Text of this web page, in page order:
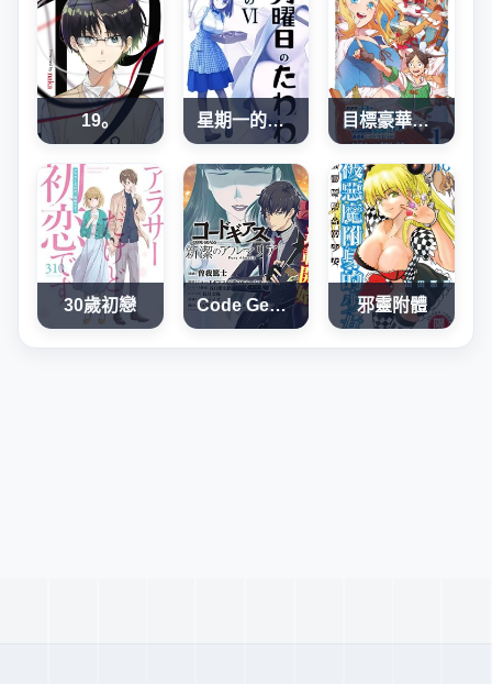
19。 星期一的豐滿 目標豪華客船!! 運用船召喚技能，在異世界開啟奢華生活
30歲初戀 Code Geass 新潔的阿爾瑪利亞 邪靈附體